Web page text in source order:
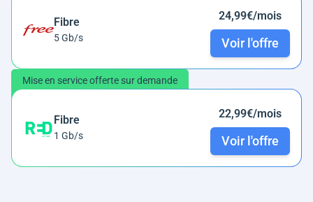
Fibre
5 Gb/s
24,99€/mois
Voir l'offre
Mise en service offerte sur demande
Fibre
1 Gb/s
22,99€/mois
Voir l'offre